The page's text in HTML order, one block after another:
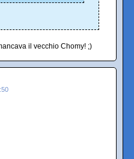
il vecchio Chomy! ;)